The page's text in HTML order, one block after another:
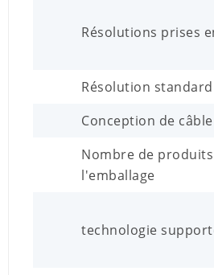
Résolutions prises
Résolution standard
Conception de câble
Nombre de
l'emballage
technologie